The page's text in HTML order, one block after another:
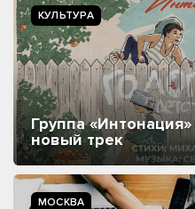
КУЛЬТУРА
Группа
новый трек
МОСКВА